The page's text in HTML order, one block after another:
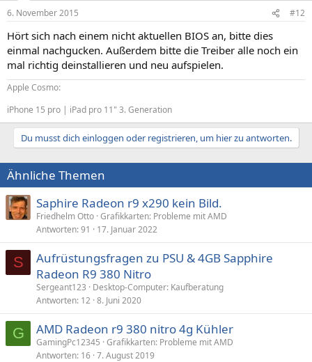
6. November 2015 #12
Hört sich nach einem nicht aktuellen BIOS an, bitte dies
einmal nachgucken. Außerdem bitte die Treiber alle noch ein
mal richtig deinstallieren und neu aufspielen.
Apple Cosmo:
iPhone 15 pro | iPad pro 11" 3. Generation
Du musst dich einloggen oder registrieren, um hier zu antworten.
Ähnliche Themen
Saphire Radeon r9 x290 kein Bild.
Friedhelm Otto Grafikkarten: Probleme mit AMD
Antworten 91 17. Januar 2022
S
Aufrüstungsfragen zu PSU & 4GB Sapphire
Radeon R9 380 Nitro
Sergeant123
Desktop-Computer: Kaufberatung
Antworten 12 8. Juni 2020
G AMD Radeon r9 380 nitro 4g Kühler
GamingPc12345 Grafikkarten: Probleme mit AMD
Antworten 16 7. August 2019